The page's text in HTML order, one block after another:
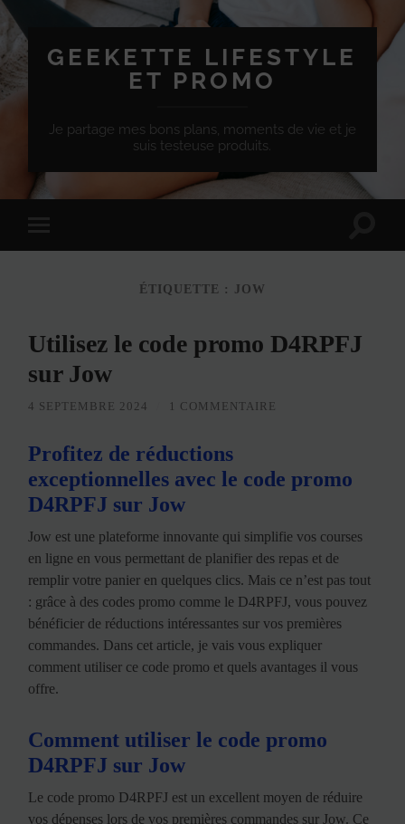
GEEKETTE LIFESTYLE
ET PROMO
Je partage mes bons plans, moments de vie et je
suis testeuse produits.
à
ÉTIQUETTE : JOW
Utilisez le code promo D4RPFJ
sur Jow
4 SEPTEMBRE 2024 1 COMMENTAIRE
Profitez de réductions
exceptionnelles avec le code promo
D4RPFJ sur Jow
Jow est une plateforme innovante qui simplifie vos courses
en ligne en vous permettant de planifier des repas et de
remplir votre panier en quelques clics. Mais ce n’est pas tout
: grâce à des codes promo comme le D4RPFJ, vous pouvez
bénéficier de réductions intéressantes sur vos premières
commandes. Dans cet article, je vais vous expliquer
comment utiliser ce code promo et quels avantages il vous
offre.
Comment utiliser le code promo
D4RPFJ sur Jow
Le code promo D4RPFJ est un excellent moyen de réduire
vos dépenses lors de vos premières commandes sur Jow. Ce